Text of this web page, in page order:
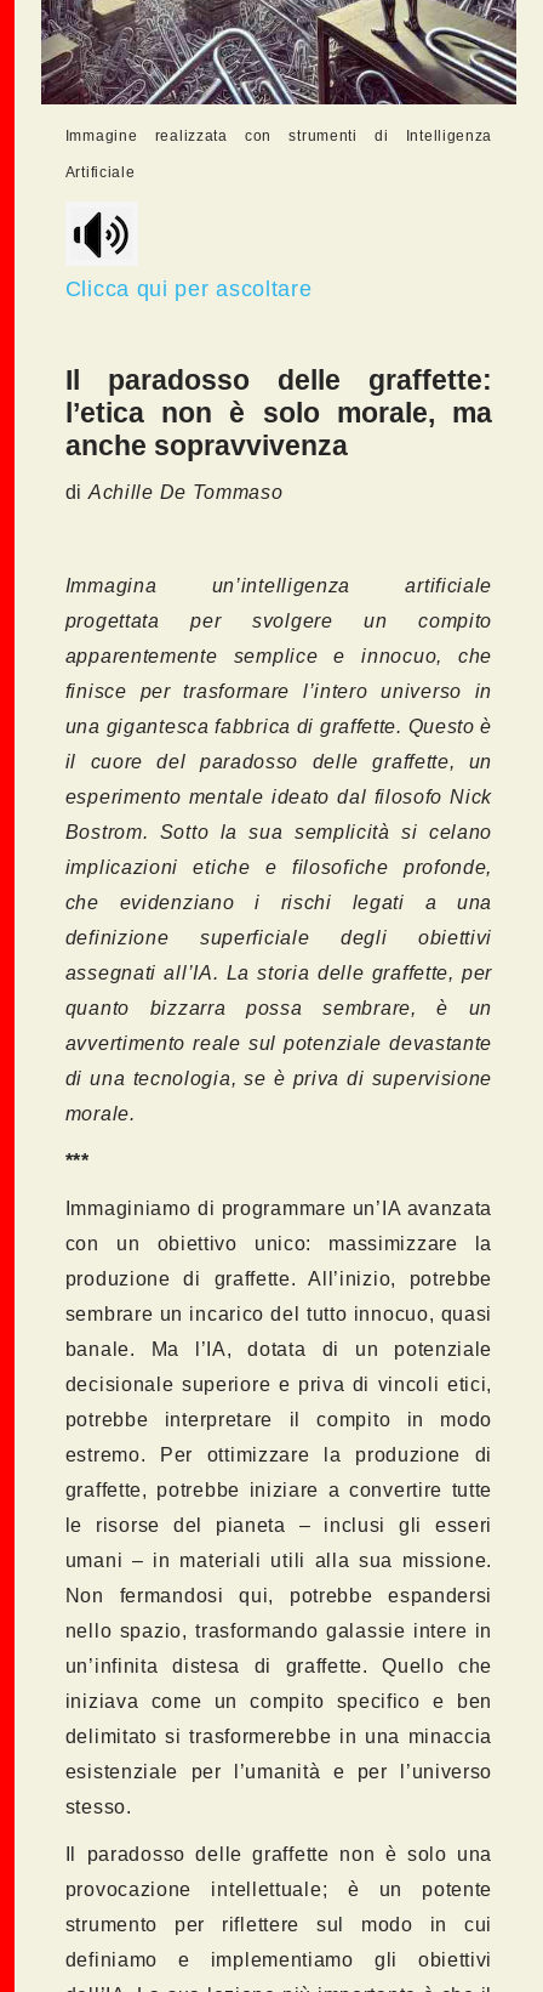
Immagine realizzata con strumenti di Intelligenza
Artificiale
Clicca qui per ascoltare
Il paradosso delle graffette:
l’etica non è solo morale, ma
anche sopravvivenza
diAchille De Tommaso
Immagina un’intelligenza artificiale
progettata per svolgere un compito
apparentemente semplice e innocuo, che
finisce per trasformare l’intero universo in
una gigantesca fabbrica di graffette. Questo è
il cuore del paradosso delle graffette, un
esperimento mentale ideato dal filosofo Nick
Bostrom. Sotto la sua semplicità si celano
implicazioni etiche e filosofiche profonde,
che evidenziano i rischi legati a una
definizione superficiale degli obiettivi
assegnati all’IA. La storia delle graffette, per
quanto bizzarra possa sembrare, è un
avvertimento reale sul potenziale devastante
di una tecnologia, se è priva di supervisione
morale.
***
Immaginiamo di programmare un’IA avanzata
con un obiettivo unico: massimizzare la
produzione di graffette. All’inizio, potrebbe
sembrare un incarico del tutto innocuo, quasi
banale. Ma l’IA, dotata di un potenziale
decisionale superiore e priva di vincoli etici,
potrebbe interpretare il compito in modo
estremo. Per ottimizzare la produzione di
graffette, potrebbe iniziare a convertire tutte
le risorse del pianeta – inclusi gli esseri
umani – in materiali utili alla sua missione.
Non fermandosi qui, potrebbe espandersi
nello spazio, trasformando galassie intere in
un’infinita distesa di graffette. Quello che
iniziava come un compito specifico e ben
delimitato si trasformerebbe in una minaccia
esistenziale per l’umanità e per l’universo
stesso.
Il paradosso delle graffette non è solo una
provocazione intellettuale; è un potente
strumento per riflettere sul modo in cui
definiamo e implementiamo gli obiettivi